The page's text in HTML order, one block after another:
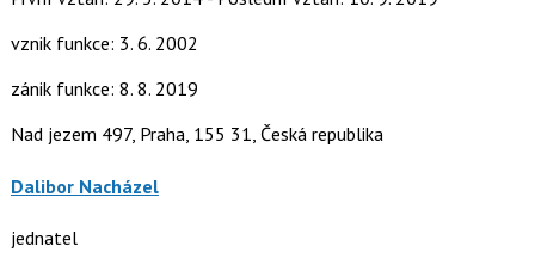
vznik funkce: 3. 6. 2002
zánik funkce: 8. 8. 2019
Nad jezem 497, Praha, 155 31, Česká republika
Dalibor Nacházel
jednatel